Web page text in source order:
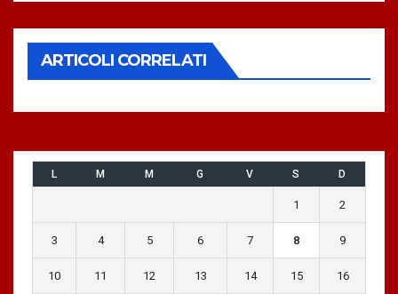
ARTICOLI CORRELATI
L M M G V S D
1 2
3 4 5 6 7 8 9
10 11 12 13 14 15 16